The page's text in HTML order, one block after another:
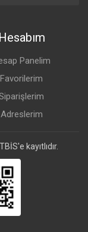
Hesabım
Panelim
Favorilerim
Adreslerim
kayıtlıdır.